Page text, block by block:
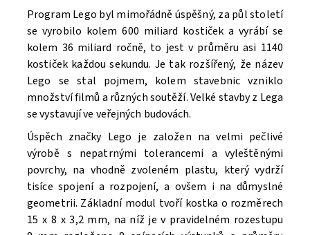
Program Lego byl mimořádně úspěšný, za půl století
se vyrobilo kolem 600 miliard kostiček a vyrábí se
kolem 36 miliard ročně, to jest v průměru asi 1140
kostiček každou sekundu. Je tak rozšířený, že název
Lego se stal pojmem, kolem stavebnic vzniklo
množství filmů a různých soutěží. Velké stavby z Lega
se vystavují ve veřejných budovách.
Úspěch značky Lego je založen na velmi pečlivé
výrobě s nepatrnými tolerancemi a vyleštěnými
povrchy, na vhodně zvoleném plastu, který vydrží
tisíce spojení a rozpojení, a ovšem i na důmyslné
geometrii. Základní modul tvoří kostka o rozměrech
15 x 8 x 3,2 mm, na níž je v pravidelném rozestupu